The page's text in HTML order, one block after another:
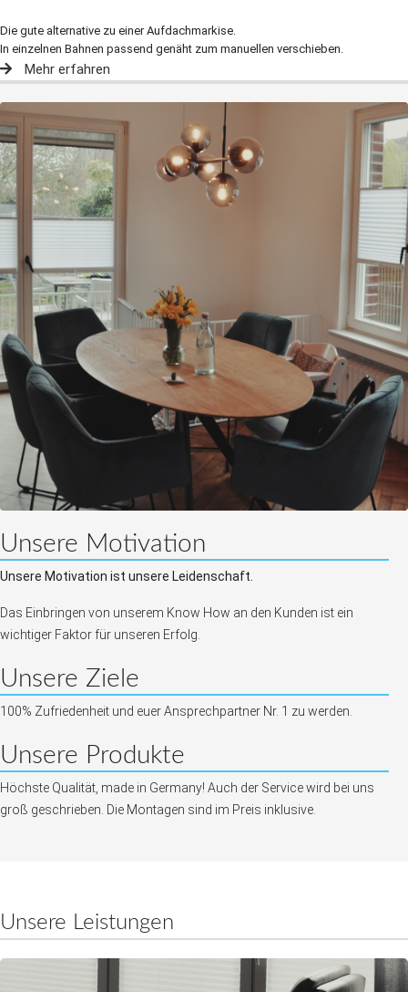
Die gute alternative zu einer Aufdachmarkise.
In einzelnen Bahnen passend genäht zum manuellen verschieben.
Mehr erfahren
Unsere Motivation
Unsere Motivation ist unsere Leidenschaft.
Das Einbringen von unserem Know How an den Kunden ist ein
wichtiger Faktor für unseren Erfolg.
Unsere Ziele
100% Zufriedenheit und euer Ansprechpartner Nr. 1 zu werden.
Unsere Produkte
Höchste Qualität, made in Germany! Auch der Service wird bei uns
groß geschrieben. Die Montagen sind im Preis inklusive.
Unsere Leistungen